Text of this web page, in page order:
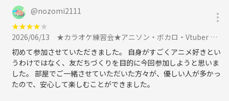
@nozomi2111
★★★★★
2026/06/13
★カラオケ練習会★アニソン・ボカロ・Vtuber サブカル縛り 6月13日土に参加
初めて参加させていただきました。 自身がすごくアニメ好きとい
うわけではなく、友だちづくりを目的に今回参加しようと思いま
した。 部屋でご一緒させていただいた方々が、優しい人が多かっ
たので、安心して楽しむことができました。